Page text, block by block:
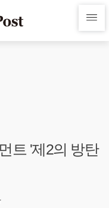
트 '제2의 방탄